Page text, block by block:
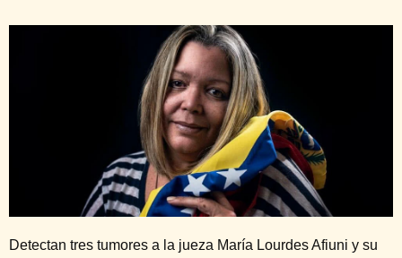
Detectan tres tumores a la jueza María Lourdes Afiuni y su